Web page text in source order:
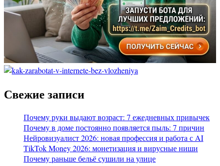
Свежие записи
Почему руки выдают возраст: 7 ежедневных привычек
Почему в доме постоянно появляется пыль: 7 причин
Нейровизуалист 2026: новая профессия и работа с AI
TikTok Money 2026: монетизация и вирусные ниши
Почему раньше бельё сушили на улице